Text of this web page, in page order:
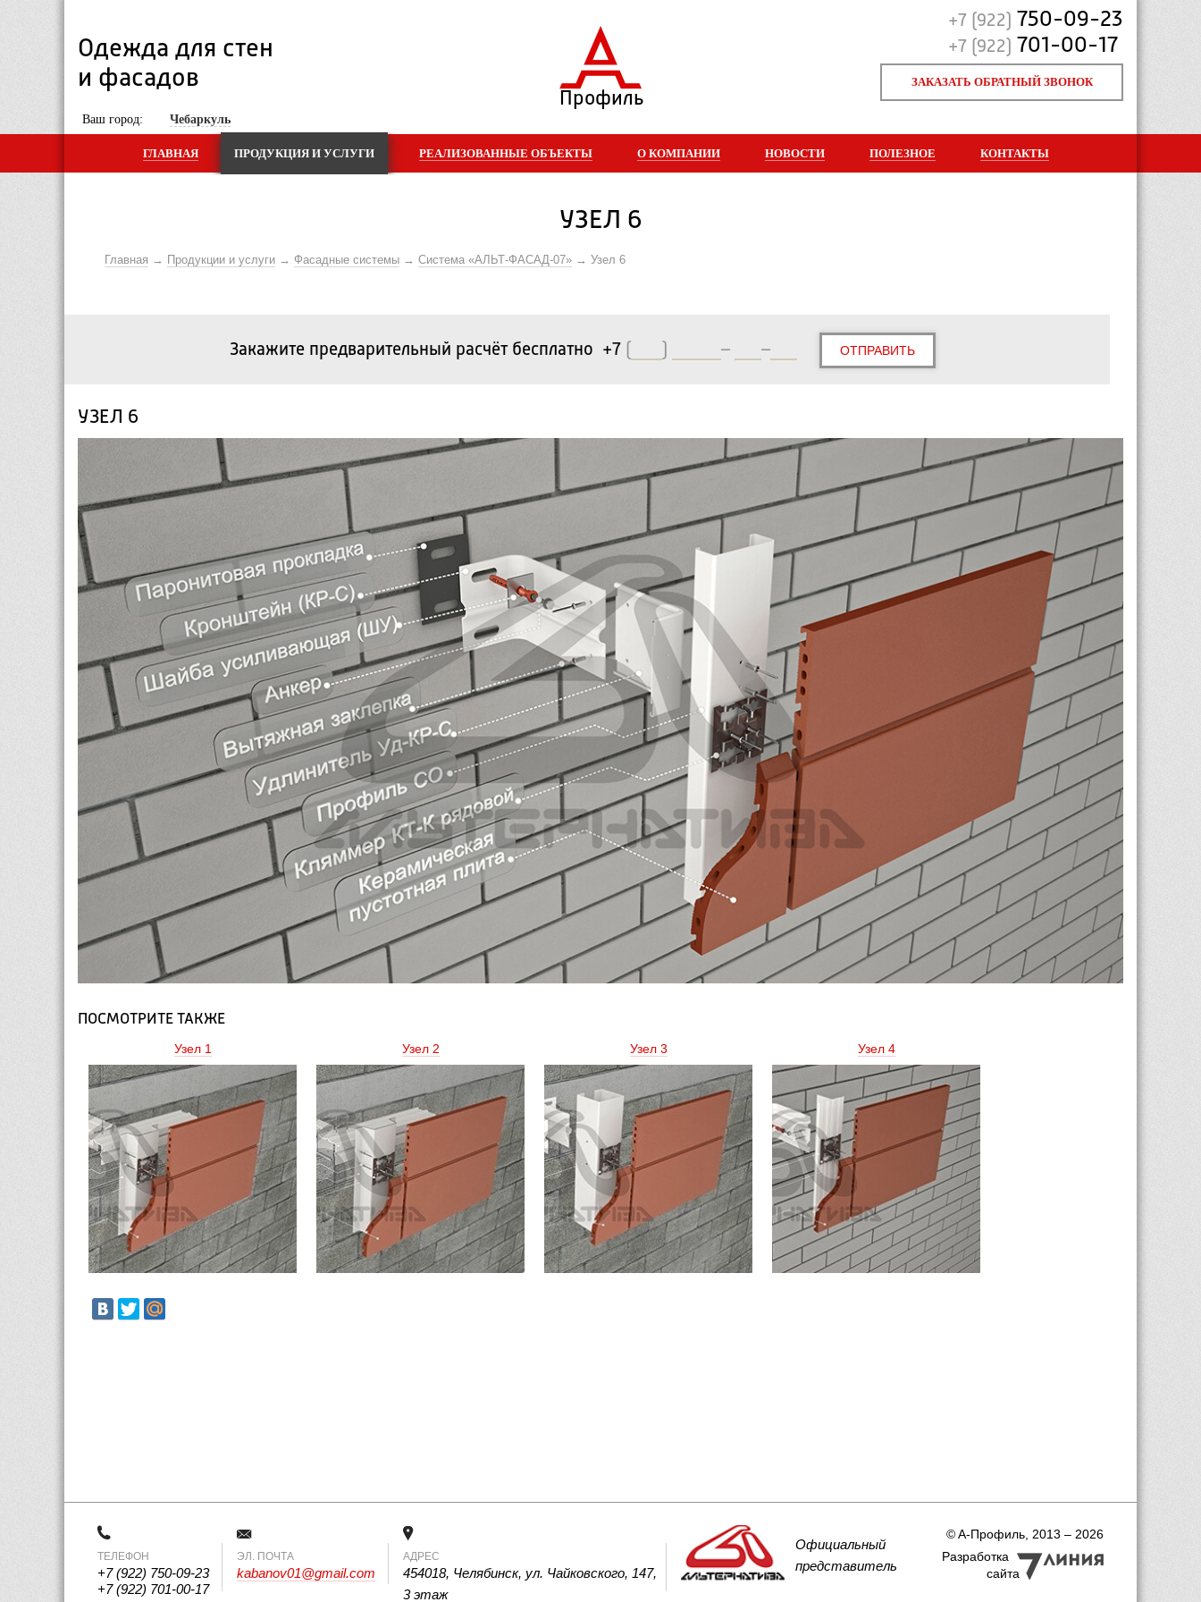
Одежда для стен
и фасадов
Профиль
+7 (922) 750-09-23
+7 (922) 701-00-17
ЗАКАЗАТЬ ОБРАТНЫЙ ЗВОНОК
Ваш город: Чебаркуль
ГЛАВНАЯ ПРОДУКЦИЯ И УСЛУГИ РЕАЛИЗОВАННЫЕ ОБЪЕКТЫ О КОМПАНИИ НОВОСТИ ПОЛЕЗНОЕ КОНТАКТЫ
УЗЕЛ 6
Главная Продукции и услуги Фасадные системы Система «АЛЬТ-ФАСАД-07» Узел 6
Закажите предварительный расчёт бесплатно +7 – –
УЗЕЛ 6
ПОСМОТРИТЕ ТАКЖЕ
Узел 1 Узел 2 Узел 3 Узел 4
ТЕЛЕФОН
+7 (922) 750-09-23
+7 (922) 701-00-17
ЭЛ. ПОЧТА
kabanov01@gmail.com
АДРЕС
454018, Челябинск, ул. Чайковского, 147,
3 этаж
Официальный
представитель
© A-Профиль, 2013 – 2026
Разработка
сайта